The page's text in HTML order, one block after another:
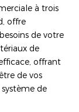
à trois
offre
de votre
de
offrant
de vos
de